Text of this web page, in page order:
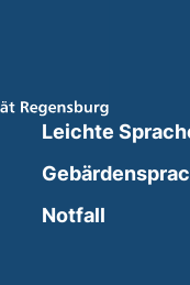
new window)
Leichte
Notfall